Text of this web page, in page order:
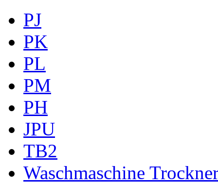
PJ
PK
PL
PM
PH
JPU
TB2
Waschmaschine